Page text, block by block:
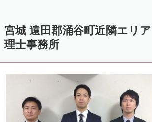
宮城 遠田郡涌谷町近隣エリ
理士事務所